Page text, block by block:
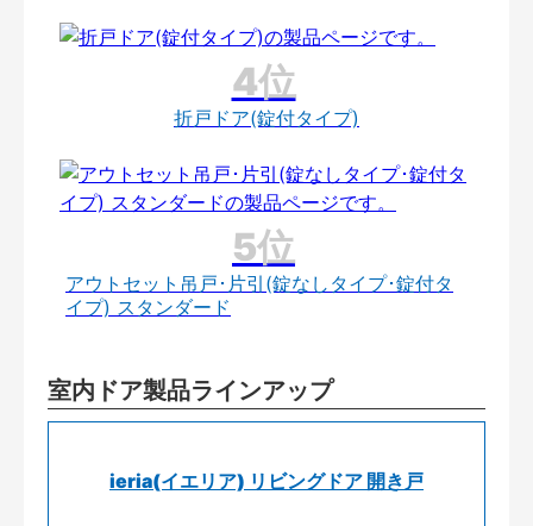
折戸ドア(錠付タイプ)
アウトセット吊戸･片引(錠なしタイプ･錠付タ
イプ) スタンダード
室内ドア製品ラインアップ
ieria(イエリア) リビングドア 開き戸